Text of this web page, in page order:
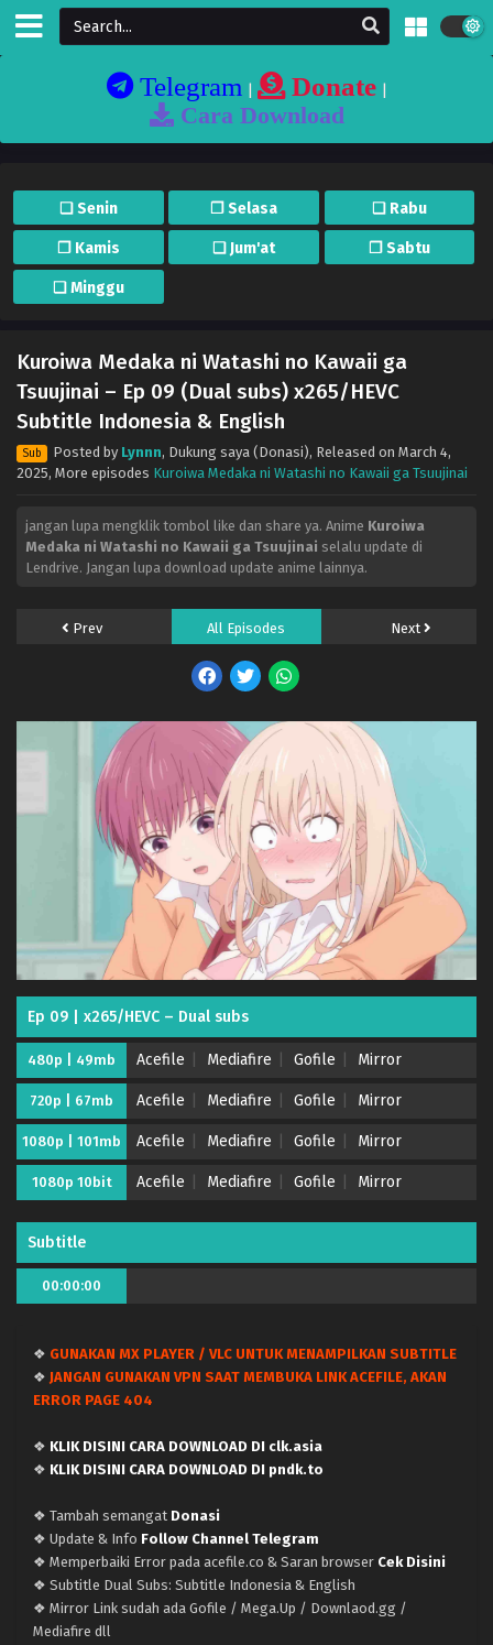
Telegram| Donate|
Cara Download
❏ Senin ❐ Selasa ❏ Rabu
❐ Kamis ❏ Jum'at ❐ Sabtu
❏ Minggu
Kuroiwa Medaka ni Watashi no Kawaii ga
Tsuujinai – Ep 09 (Dual subs) x265/HEVC
Subtitle Indonesia & English
Sub Posted by Lynnn, Dukung saya (Donasi), Released on March 4,
2025, More episodes Kuroiwa Medaka ni Watashi no Kawaii ga Tsuujinai
jangan lupa mengklik tombol like dan share ya. Anime Kuroiwa
Medaka ni Watashi no Kawaii ga Tsuujinai selalu update di
Lendrive. Jangan lupa download update anime lainnya.
Prev All Episodes Next
Ep 09 | x265/HEVC – Dual subs
480p | 49mb Acefile Mediafire Gofile Mirror
720p | 67mb Acefile Mediafire Gofile Mirror
1080p | 101mb Acefile Mediafire Gofile Mirror
1080p 10bit Acefile Mediafire Gofile Mirror
Subtitle
00:00:00
❖ GUNAKAN MX PLAYER / VLC UNTUK MENAMPILKAN SUBTITLE
❖ JANGAN GUNAKAN VPN SAAT MEMBUKA LINK ACEFILE, AKAN
ERROR PAGE 404
❖ KLIK DISINI CARA DOWNLOAD DI clk.asia
❖ KLIK DISINI CARA DOWNLOAD DI pndk.to
❖ Tambah semangat Donasi
❖ Update & Info Follow Channel Telegram
❖ Memperbaiki Error pada acefile.co & Saran browser Cek Disini
❖ Subtitle Dual Subs: Subtitle Indonesia & English
❖ Mirror Link sudah ada Gofile / Mega.Up / Downlaod.gg /
Mediafire dll
Kuroiwa Medaka ni Watashi no Kawaii ga
Tsuujinai – (Batch 01-12) (Dual subs) x265/HEVC
Subtitle Indonesia & English
Eps Batch - March 25, 2025